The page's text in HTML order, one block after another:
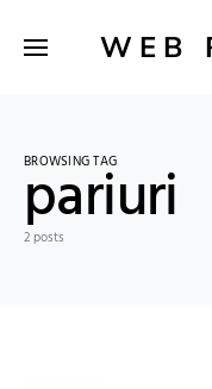
WEB
BROWSING TAG
pariuri
2 posts